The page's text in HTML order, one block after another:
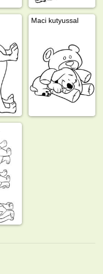
Maci kutyussal